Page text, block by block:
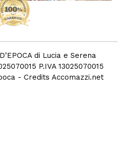
di Lucia e Serena
P.IVA 13025070015
- Credits Accomazzi.net